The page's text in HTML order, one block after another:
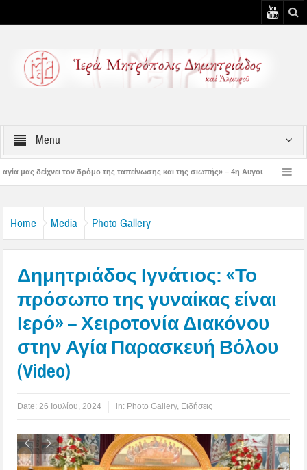
Menu
της ταπείνωσης και της σιωπής» – 4η Αυγουστιάτικη Παράκληση στην
Home Media Photo Gallery
Δημητριάδος Ιγνάτιος: «Το
πρόσωπο της γυναίκας είναι
Ιερό» – Χειροτονία Διακόνου
στην Αγία Παρασκευή Βόλου
(Video)
Date: 26 Ιουλίου, 2024 in: Photo Gallery, Ειδήσεις